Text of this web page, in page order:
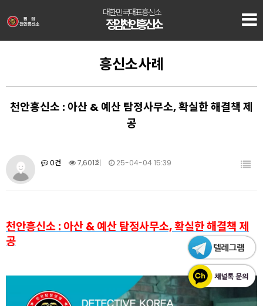
대한민국대표흥신소
정암 천안흥신소
흥신소사례
천안흥신소 : 아산 & 예산 탐정사무소, 확실한 해결책 제
공
0건 7,601회 25-04-04 15:39
천안흥신소 : 아산 & 예산 탐정사무소, 확실한 해결책 제
공